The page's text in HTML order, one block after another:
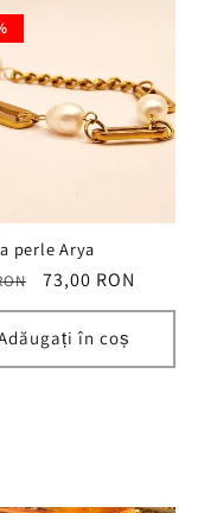
perle Arya
Preț
redus
73,00 RON
în coș